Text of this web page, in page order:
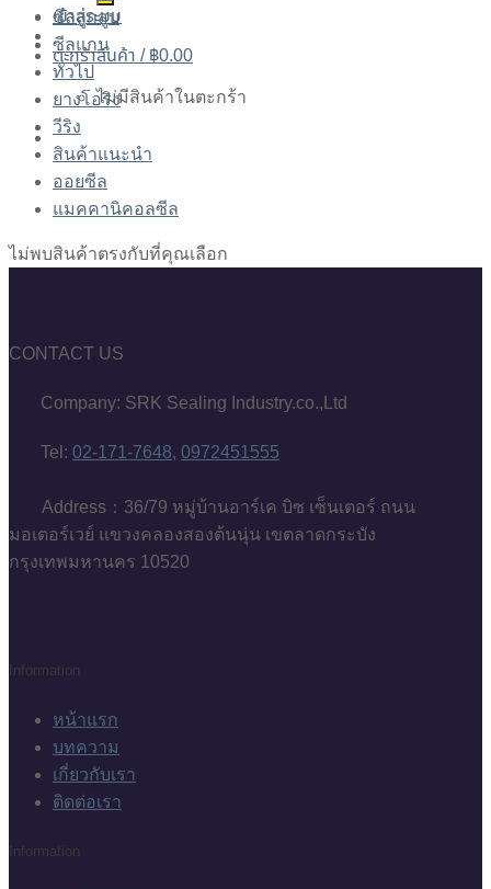
เข้าสู่ระบบ
ตะกร้าสินค้า /฿0.00
ไม่มีสินค้าในตะกร้า
ซีลลูกสูบ
ซีลแกน
ทั่วไป
ยางโอริง
วีริง
สินค้าแนะนำ
ออยซีล
แมคคานิคอลซีล
ไม่พบสินค้าตรงกับที่คุณเลือก
CONTACT US
Company: SRK Sealing Industry.co.,Ltd
Tel: 02-171-7648, 0972451555
Address：36/79 หมู่บ้านอาร์เค บิซ เซ็นเตอร์ ถนน
มอเตอร์เวย์ แขวงคลองสองต้นนุ่น เขตลาดกระบัง
กรุงเทพมหานคร 10520
Information
หน้าแรก
บทความ
เกี่ยวกับเรา
ติดต่อเรา
Information